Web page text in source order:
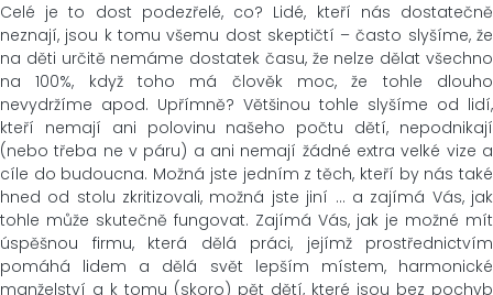
Celé je to dost podezřelé, co? Lidé, kteří nás dostatečně
neznají, jsou k tomu všemu dost skeptičtí – často slyšíme, že
na děti určitě nemáme dostatek času, že nelze dělat všechno
na 100%, když toho má člověk moc, že tohle dlouho
nevydržíme apod. Upřímně? Většinou tohle slyšíme od lidí,
kteří nemají ani polovinu našeho počtu dětí, nepodnikají
(nebo třeba ne v páru) a ani nemají žádné extra velké vize a
cíle do budoucna. Možná jste jedním z těch, kteří by nás také
hned od stolu zkritizovali, možná jste jiní … a zajímá Vás, jak
tohle může skutečně fungovat. Zajímá Vás, jak je možné mít
úspěšnou firmu, která dělá práci, jejímž prostřednictvím
pomáhá lidem a dělá svět lepším místem, harmonické
manželství a k tomu (skoro) pět dětí, které jsou bez pochyb